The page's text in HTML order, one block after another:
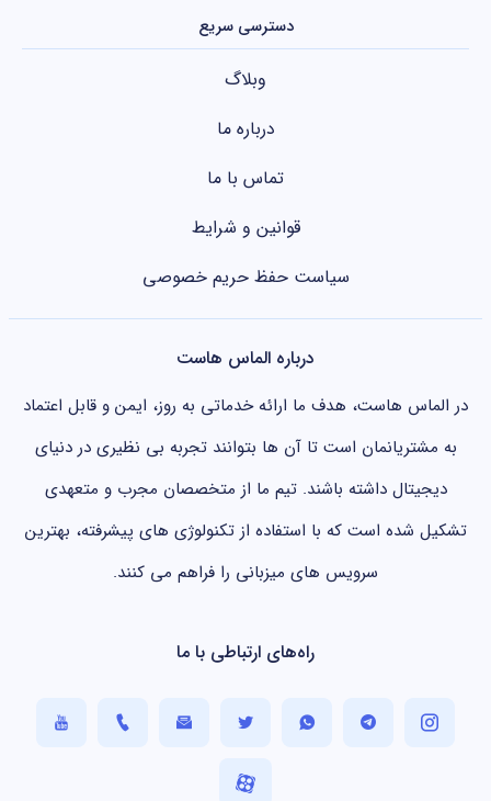
دسترسی سریع
وبلاگ
درباره ما
تماس با ما
قوانین و شرایط
سیاست حفظ حریم خصوصی
درباره الماس هاست
در الماس هاست، هدف ما ارائه خدماتی به روز، ایمن و قابل اعتماد
به مشتریانمان است تا آن ها بتوانند تجربه بی نظیری در دنیای
دیجیتال داشته باشند. تیم ما از متخصصان مجرب و متعهدی
تشکیل شده است که با استفاده از تکنولوژی های پیشرفته، بهترین
سرویس های میزبانی را فراهم می کنند.
راه‌های ارتباطی با ما